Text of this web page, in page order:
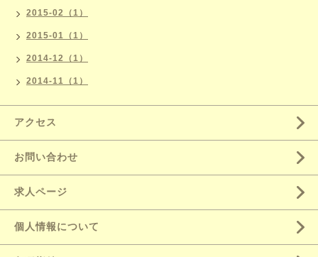
2015-02（1）
2015-01（1）
2014-12（1）
2014-11（1）
アクセス
お問い合わせ
求人ページ
個人情報について